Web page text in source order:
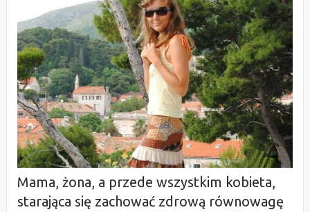
Mama, żona, a przede wszystkim kobieta,
starająca się zachować zdrową równowagę